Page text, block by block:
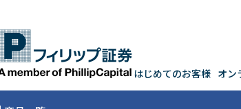
はじめてのお客様 オン